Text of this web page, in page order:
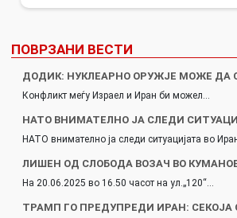
ПОВРЗАНИ ВЕСТИ
ДОДИК: НУКЛЕАРНО ОРУЖЈЕ МОЖЕ ДА
Конфликт меѓу Израел и Иран би можел…
НАТО ВНИМАТЕЛНО ЈА СЛЕДИ
НАТО внимателно ја следи ситуацијата во
ЛИШЕН ОД СЛОБОДА ВОЗАЧ ВО
На 20.06.2025 во 16.50 часот на ул.„120“…
ТРАМП ГО ПРЕДУПРЕДИ ИРАН: